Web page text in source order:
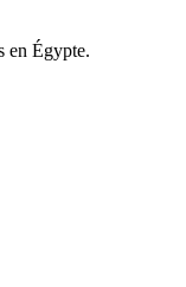
en Égypte.